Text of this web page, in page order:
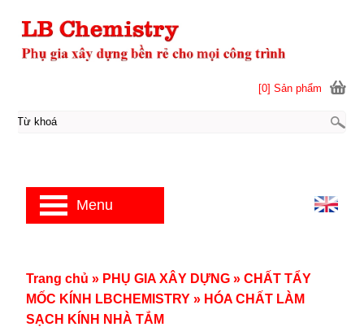
Trang chủ » PHỤ GIA XÂY DỰNG » CHẤT TẨY
MỐC KÍNH LBCHEMISTRY » HÓA CHẤT LÀM
SẠCH KÍNH NHÀ TẮM
[0] Sản phẩm
Menu